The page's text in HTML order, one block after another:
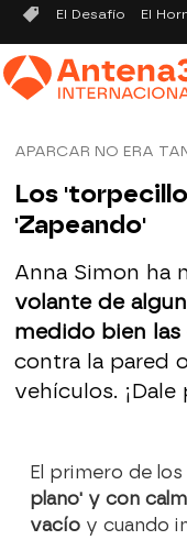
El Desafío El
APARCAR NO ERA
Los
'Zapeando'
Anna Simon ha
volante de
medido bien las
contra la pared
vehículos. ¡Dale
El primero de
plano' y con
vacío y cuando